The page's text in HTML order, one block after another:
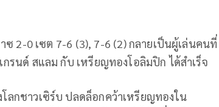
2-0 เซต 7-6 (3), 7-6 (2) กลายเป็นผู้เล่นคนที่
รนด์ สแลม กับ เหรียญทองโอลิมปิก ได้สำเร็จ
ลกชาวเซิร์บ ปลดล็อกคว้าเหรียญทองใน